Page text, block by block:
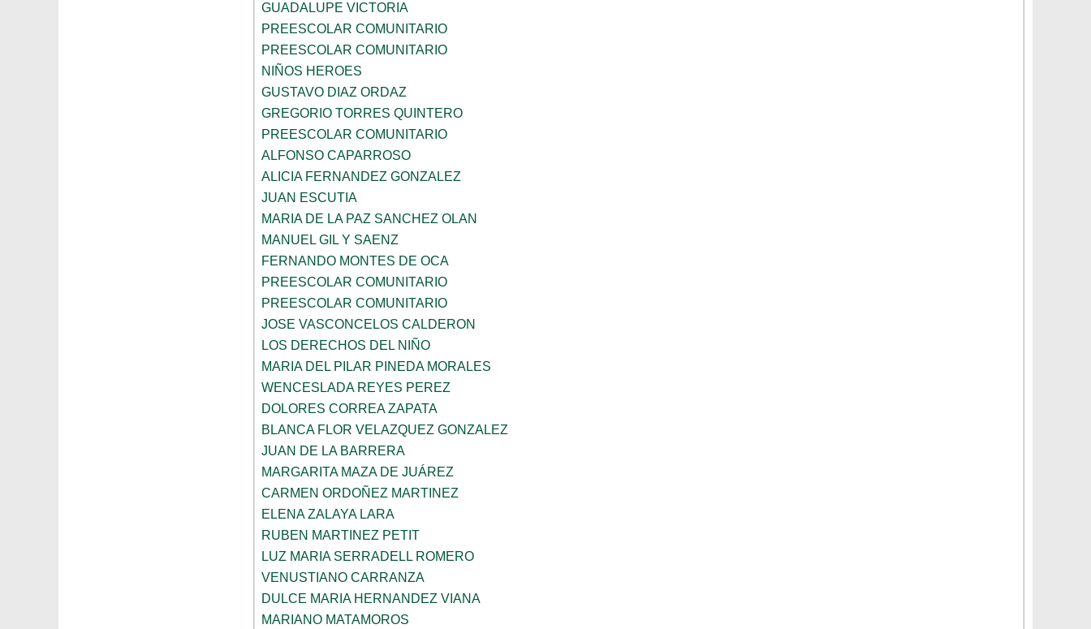
GUADALUPE VICTORIA
PREESCOLAR COMUNITARIO
PREESCOLAR COMUNITARIO
NIÑOS HEROES
GUSTAVO DIAZ ORDAZ
GREGORIO TORRES QUINTERO
PREESCOLAR COMUNITARIO
ALFONSO CAPARROSO
ALICIA FERNANDEZ GONZALEZ
JUAN ESCUTIA
MARIA DE LA PAZ SANCHEZ OLAN
MANUEL GIL Y SAENZ
FERNANDO MONTES DE OCA
PREESCOLAR COMUNITARIO
PREESCOLAR COMUNITARIO
JOSE VASCONCELOS CALDERON
LOS DERECHOS DEL NIÑO
MARIA DEL PILAR PINEDA MORALES
WENCESLADA REYES PEREZ
DOLORES CORREA ZAPATA
BLANCA FLOR VELAZQUEZ GONZALEZ
JUAN DE LA BARRERA
MARGARITA MAZA DE JUÁREZ
CARMEN ORDOÑEZ MARTINEZ
ELENA ZALAYA LARA
RUBEN MARTINEZ PETIT
LUZ MARIA SERRADELL ROMERO
VENUSTIANO CARRANZA
DULCE MARIA HERNANDEZ VIANA
MARIANO MATAMOROS